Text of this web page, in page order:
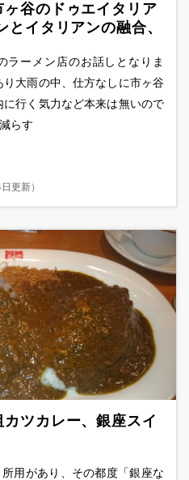
谷のドゥエイタリア
イタリアンの融合、
ラーメン店のお話しとなりま
大雨の中、仕方なしに市ヶ谷
行く気力など本来は無いので
らす
更新）
ツカレー、銀座スイ
用があり、その都度「銀座な